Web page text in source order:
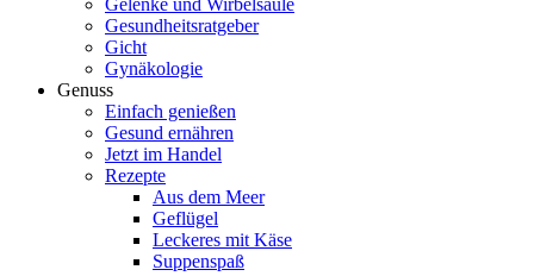
Gelenke und Wirbelsäule
Gesundheitsratgeber
Gicht
Gynäkologie
Genuss
Einfach genießen
Gesund ernähren
Jetzt im Handel
Rezepte
Aus dem Meer
Geflügel
Leckeres mit Käse
Suppenspaß